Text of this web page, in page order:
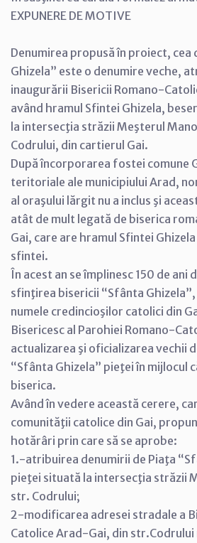
EXPUNERE DE MOTIVE
Denumirea propusă în proiect, cea
Ghizela” este o denumire veche,
inaugurării Bisericii Romano-
având hramul Sfintei Ghizela,
la intersecţia străzii Meşterul
Codrului, din cartierul Gai.
După încorporarea fostei comune
teritoriale ale municipiului Arad,
al oraşului lărgit nu a inclus şi
atât de mult legată de biserica
Gai, care are hramul Sfintei
sfintei.
În acest an se împlinesc 150 de ani
sfinţirea bisericii “Sfânta Ghizela”,
numele credincioşilor catolici din
Bisericesc al Parohiei Romano-
actualizarea şi oficializarea vechii
“Sfânta Ghizela” pieţei în mijlocul
biserica.
Având în vedere această cerere,
comunităţii catolice din Gai,
hotărâri prin care să se aprobe:
1.-atribuirea denumirii de Piaţa
pieţei situată la intersecţia străzii
str. Codrului;
2-modificarea adresei stradale a
Catolice Arad-Gai, din str.Codrului